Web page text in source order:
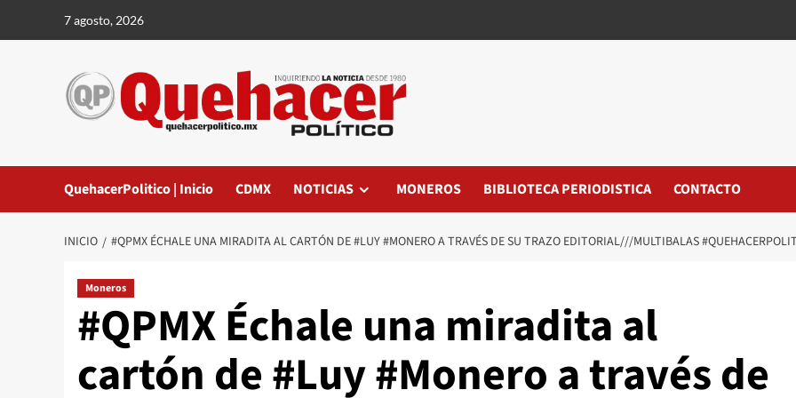
7 agosto, 2026
QuehacerPolitico | Inicio CDMX NOTICIAS MONEROS BIBLIOTECA PERIODISTICA CONTACTO
INICIO #QPMX ÉCHALE UNA MIRADITA AL CARTÓN DE #LUY #MONERO A TRAVÉS DE SU TRAZO EDITORIAL///MULTIBALAS
Moneros
#QPMX Échale una miradita al
cartón de #Luy #Monero a través de